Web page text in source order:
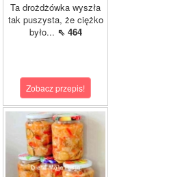
Ta drożdżówka wyszła
tak puszysta, że ciężko
było... ⇖ 464
Zobacz przepis!